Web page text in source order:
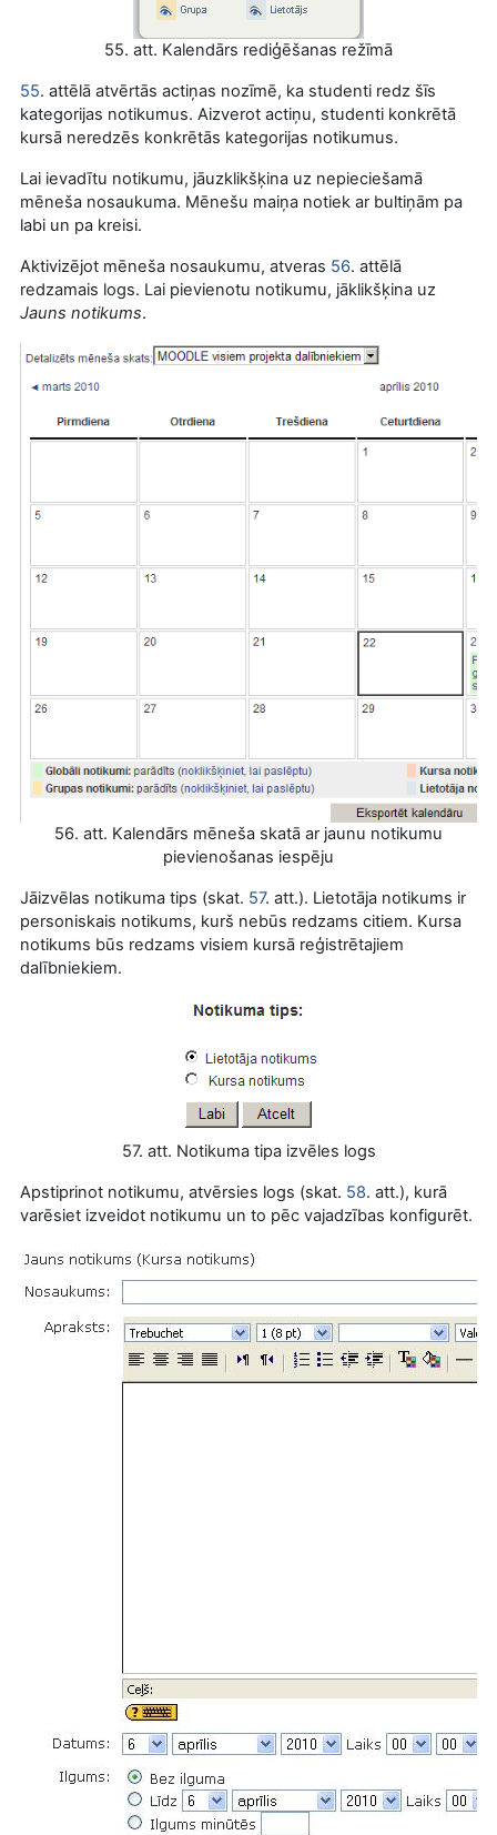
55. att. Kalendārs rediģēšanas režīmā
55. attēlā atvērtās actiņas nozīmē, ka studenti redz šīs
kategorijas notikumus. Aizverot actiņu, studenti konkrētā
kursā neredzēs konkrētās kategorijas notikumus.
Lai ievadītu notikumu, jāuzklikšķina uz nepieciešamā
mēneša nosaukuma. Mēnešu maiņa notiek ar bultiņām pa
labi un pa kreisi.
Aktivizējot mēneša nosaukumu, atveras 56. attēlā
redzamais logs. Lai pievienotu notikumu, jāklikšķina uz
Jauns notikums.
56. att. Kalendārs mēneša skatā ar jaunu notikumu
pievienošanas iespēju
Jāizvēlas notikuma tips (skat. 57. att.). Lietotāja notikums ir
personiskais notikums, kurš nebūs redzams citiem. Kursa
notikums būs redzams visiem kursā reģistrētajiem
dalībniekiem.
57. att. Notikuma tipa izvēles logs
Apstiprinot notikumu, atvērsies logs (skat. 58. att.), kurā
varēsiet izveidot notikumu un to pēc vajadzības konfigurēt.